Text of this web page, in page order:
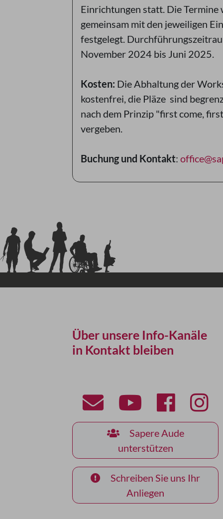
Einrichtungen statt. Die Termine
gemeinsam mit den jeweiligen
festgelegt.
November 2024 bis Juni 2025.
Kosten: Die Abhaltung der
kostenfrei, die Pläze sind
nach dem Prinzip "first come,
vergeben.
Buchung und Kontakt:
Über unsere Info-Kanäle
in Kontakt bleiben
Sapere Aude
unterstützen
Schreiben Sie uns Ihr
Anliegen